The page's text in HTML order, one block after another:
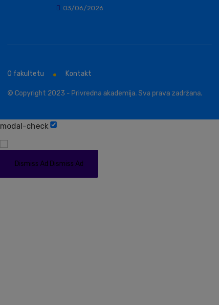
03/06/2026
© Copyright 2023 - Privredna akademija. Sva prava zadržana.
O fakultetu Kontakt
modal-check
Dismiss Ad Dismiss Ad